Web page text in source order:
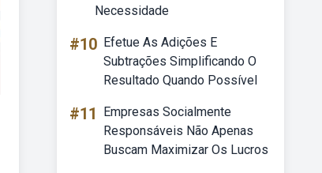
Necessidade
#10 Efetue As Adições E
Subtrações Simplificando O
Resultado Quando Possível
#11
Empresas Socialmente
Responsáveis Não Apenas
Buscam Maximizar Os Lucros